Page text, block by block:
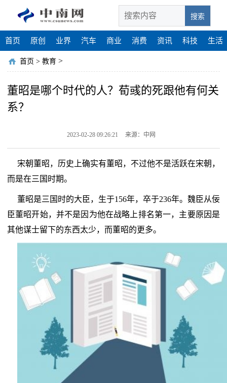
搜索
首页 原创 业界 汽车 商业 消费 资讯 科技 生活
首页 > 教育 >
董昭是哪个时代的人？荀彧的死跟他有何关
系？
2023-02-28 09:26:21 来源：中网
宋朝董昭，历史上确实有董昭，不过他不是活跃在宋朝，
而是在三国时期。
董昭是三国时的大臣，生于156年，卒于236年。魏臣从佞
臣董昭开始，并不是因为他在战略上排名第一，主要原因是
其他谋士留下的东西太少，而董昭的更多。